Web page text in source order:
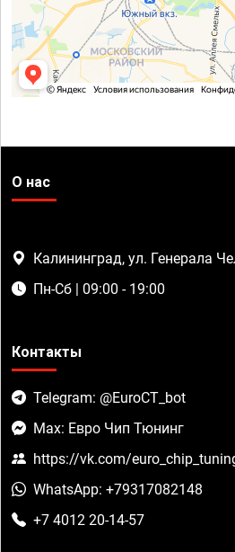
О нас
Калининград, ул. Генерала
Пн-Сб | 09:00 - 19:00
Контакты
Telegram: @EuroCT_bot
Max: Евро Чип Тюнинг
https://vk.com/
WhatsApp: +79317082148
+7 4012 20-14-57